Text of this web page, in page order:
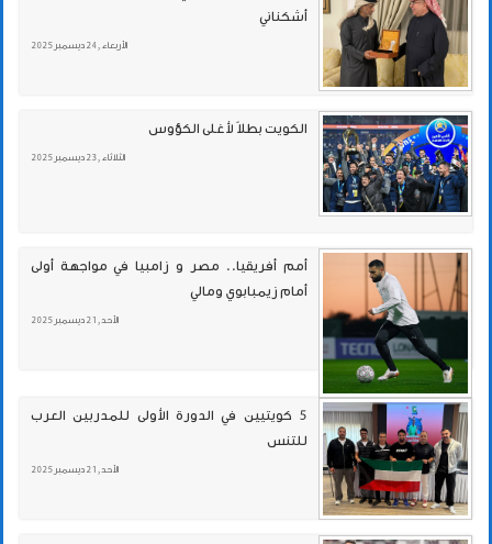
أشكناني
الأربعاء , 24 ديسمبر 2025
الكويت بطلاً لأغلى الكؤوس
الثلاثاء , 23 ديسمبر 2025
أمم أفريقيا.. مصر و زامبيا في مواجهة أولى
أمام زيمبابوي ومالي
الأحد , 21 ديسمبر 2025
5 كويتيين في الدورة الأولى للمدربين العرب
للتنس
الأحد , 21 ديسمبر 2025